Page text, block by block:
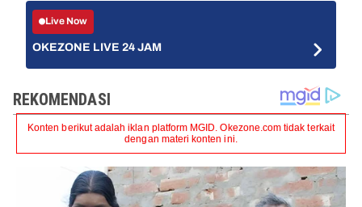
Live Now
OKEZONE LIVE 24 JAM